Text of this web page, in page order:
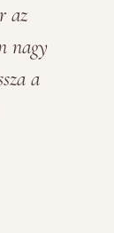
az
nagy
a